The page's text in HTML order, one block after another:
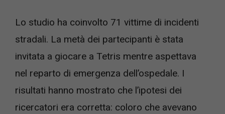
Lo studio ha coinvolto 71 vittime di incidenti
stradali. La metà dei partecipanti è stata
invitata a giocare a Tetris mentre aspettava
nel reparto di emergenza dell’ospedale. I
risultati hanno mostrato che l’ipotesi dei
ricercatori era corretta: coloro che avevano